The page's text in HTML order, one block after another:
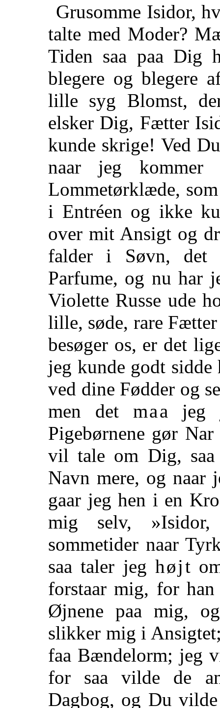
Grusomme Isidor,
talte med Moder?
Tiden saa paa Dig
blegere og blegere
lille syg Blomst,
elsker Dig, Fætter
kunde skrige! Ved
naar jeg
Lommetørklæde,
i Entréen og ikke
over mit Ansigt og
falder i Søvn, det
Parfume, og nu har
Violette Russe ude
lille, søde, rare
besøger os, er det
jeg kunde godt sidde
ved dine Fødder og
men detmaa jeg
Pigebørnene gør
vil tale om Dig,
Navn mere, og naar
gaar jeg hen i en
mig selv,
sommetider naar
saa taler jeghøjt
forstaar mig, for
Øjnene paa mig,
slikker mig i
faa Bændelorm; jeg
for saa vilde de
Dagbog, og Du